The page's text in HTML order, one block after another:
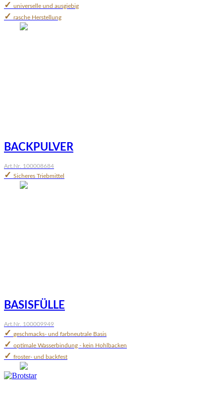
✓ universelle und ausgiebig
✓ rasche Herstellung
BACKPULVER
Art.Nr. 100008684
✓ Sicheres Triebmittel
BASISFÜLLE
Art.Nr. 100009949
✓ geschmacks- und farbneutrale Basis
✓ optimale Wasserbindung - kein Hohlbacken
✓ froster- und backfest